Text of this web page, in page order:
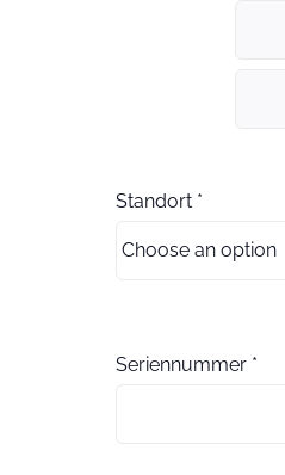
Standort *
Seriennummer *